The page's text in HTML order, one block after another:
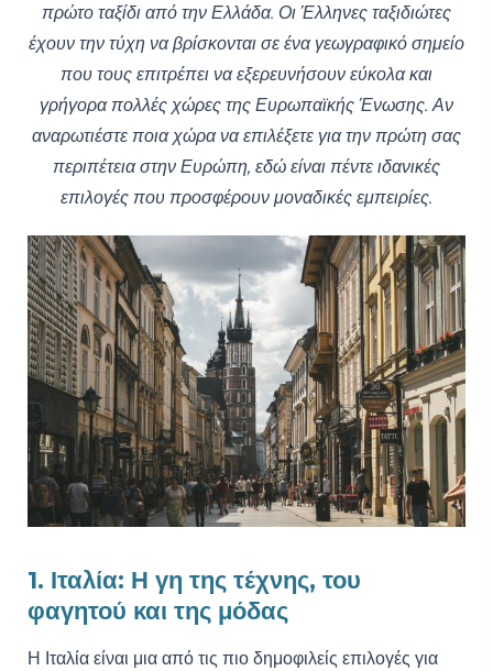
πρώτο ταξίδι από την Ελλάδα. Οι Έλληνες ταξιδιώτες
έχουν την τύχη να βρίσκονται σε ένα γεωγραφικό σημείο
που τους επιτρέπει να εξερευνήσουν εύκολα και
γρήγορα πολλές χώρες της Ευρωπαϊκής Ένωσης. Αν
αναρωτιέστε ποια χώρα να επιλέξετε για την πρώτη σας
περιπέτεια στην Ευρώπη, εδώ είναι πέντε ιδανικές
επιλογές που προσφέρουν μοναδικές εμπειρίες.
1. Ιταλία: Η γη της τέχνης, του
φαγητού και της μόδας
Η Ιταλία είναι μια από τις πιο δημοφιλείς επιλογές για